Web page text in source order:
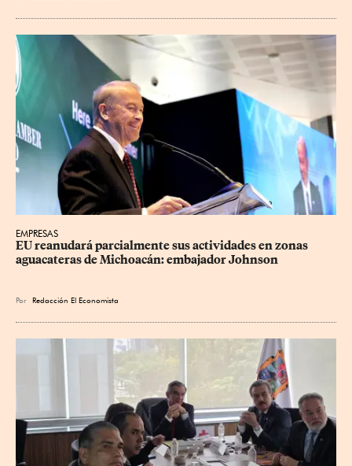
EMPRESAS
EU reanudará parcialmente sus actividades en zonas
aguacateras de Michoacán: embajador Johnson
Por Redacción El Economista